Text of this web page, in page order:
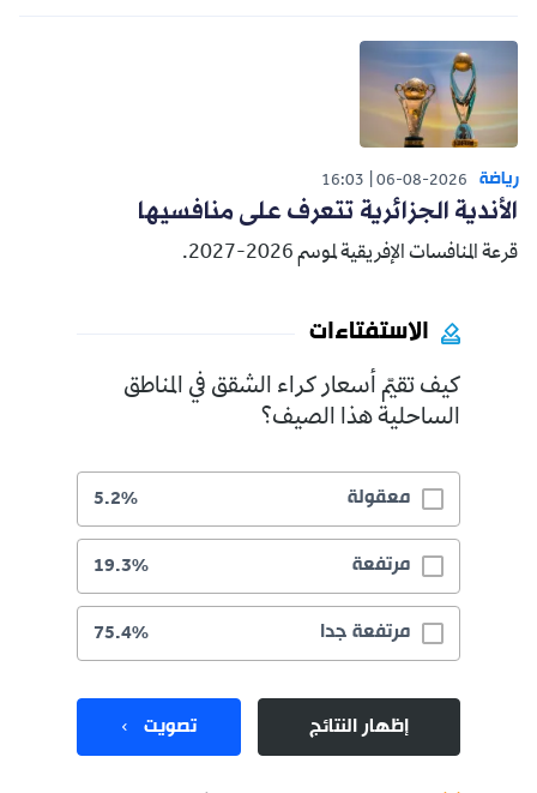
رياضة 06-08-2026
16:03
الأندية الجزائرية تتعرف على منافسيها
قرعة المنافسات الإفريقية لموسم 2026-2027.
الاستفتاءات
كيف تقيّم أسعار كراء الشقق في المناطق
الساحلية هذا الصيف؟
معقولة 5.2%
مرتفعة 19.3%
مرتفعة جدا 75.4%
إظهار النتائج تصويت